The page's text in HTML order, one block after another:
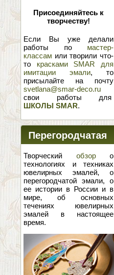
Присоединяйтесь к
творчеству!
Если Вы уже делали
работы по мастер-
классам или творили что-
то красками SMAR для
имитации эмали, то
присылайте на почту
svetlana@smar-deco.ru
свои работы для
ШКОЛЫ SMAR.
Перегородчатая
эмаль
Творческий обзоро
технологиях и техниках
ювелирных эмалей, о
перегородчатой эмали, о
ее истории в России и в
мире, об основных
течениях ювелирных
эмалей в настоящее
время.